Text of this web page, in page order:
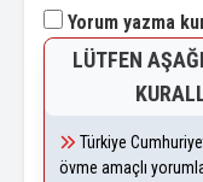
Yorum yazma
LÜTFEN
Türkiye
övme amaçlı